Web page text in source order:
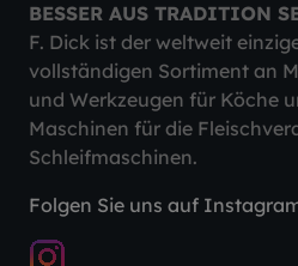
BESSER AUS TRADITION
F. Dick ist der weltweit
vollständigen Sortiment an
und Werkzeugen für Köche
Maschinen für die
Schleifmaschinen.
Folgen Sie uns auf